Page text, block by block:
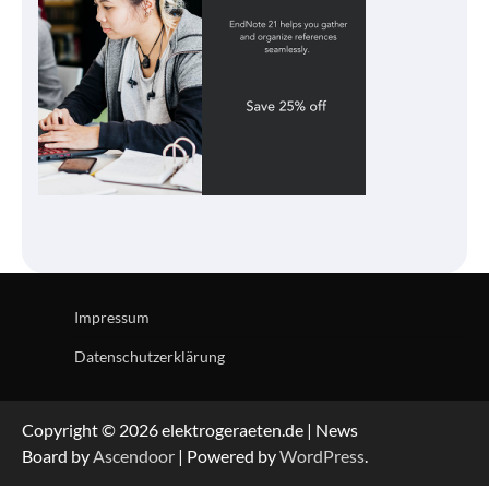
Impressum
Datenschutzerklärung
Copyright © 2026 elektrogeraeten.de | News
Board byAscendoor | Powered byWordPress.